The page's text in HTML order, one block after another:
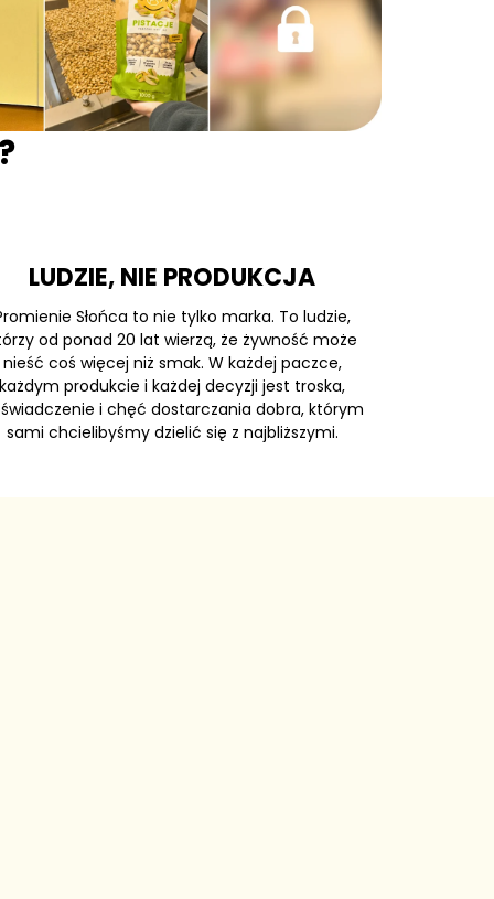
LUDZIE, NIE PRODUKCJA
Słońca to nie tylko marka. To ludzie,
od ponad 20 lat wierzą, że żywność może
nieść coś więcej niż smak. W każdej paczce,
każdym produkcie i każdej decyzji jest troska,
i chęć dostarczania dobra, którym
sami chcielibyśmy dzielić się z najbliższymi.